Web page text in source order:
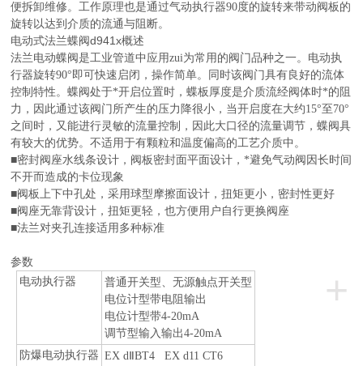
便拆卸维修。工作原理也是通过气动执行器90度的旋转来带动阀板的
旋转以达到介质的流通与阻断。
电动式法兰蝶阀d941x概述
法兰电动蝶阀是工业管道中应用zui为常用的阀门品种之一。电动执
行器旋转90°即可快速启闭，操作简单。同时该阀门具有良好的流体
控制特性。蝶阀处于*开启位置时，蝶板厚度是介质流经阀体时*的阻
力，因此通过该阀门所产生的压力降很小，当开启度在大约15°至70°
之间时，又能进行灵敏的流量控制，因此大口径的流量调节，蝶阀具
有较大的优势。不适用于有颗粒和温度偏高的工艺介质中。
■密封阀座水线条设计，阀板密封面平面设计，*避免气动阀因长时间
不开而造成的卡位现象
■阀板上下中孔处，采用球型摩擦面设计，扭矩更小，密封性更好
■阀座无靠背设计，扭矩更轻，也方便用户自行更换阀座
■法兰对夹孔连接适用多种标准
参数
+
电动执行器
普通开关型、无源触点开关型
电位计型带电阻输出
电位计型带4-20mA
调节型输入输出4-20mA
防爆电动执行器 EX dⅡBT4 EX d11 CT6